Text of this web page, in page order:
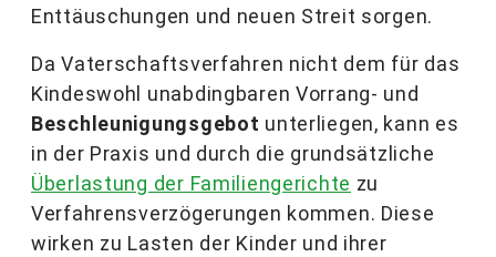
Enttäuschungen und neuen Streit sorgen.
Da Vaterschaftsverfahren nicht dem für das
Kindeswohl unabdingbaren Vorrang- und
Beschleunigungsgebot unterliegen, kann es
in der Praxis und durch die grundsätzliche
Überlastung der Familiengerichte zu
Verfahrensverzögerungen kommen. Diese
wirken zu Lasten der Kinder und ihrer